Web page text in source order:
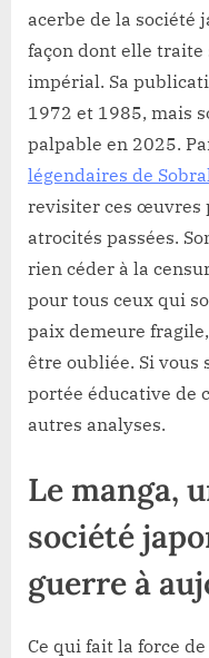
acerbe de la société
façon dont elle traite
impérial. Sa
1972 et 1985, mais
palpable en 2025.
légendaires de Sobral
revisiter ces œuvres
atrocités passées.
rien céder à la
pour tous ceux qui
paix demeure
être oubliée. Si vous
portée éducative de
autres analyses.
Le manga,
société
guerre à
Ce qui fait la force de